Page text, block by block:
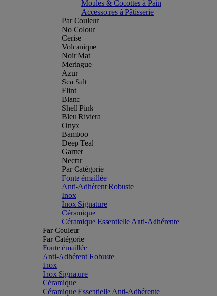
Moules & Cocottes à Pain
Accessoires à Pâtisserie
Par Couleur
No Colour
Cerise
Volcanique
Noir Mat
Meringue
Azur
Sea Salt
Flint
Blanc
Shell Pink
Bleu Riviera
Onyx
Bamboo
Deep Teal
Garnet
Nectar
Par Catégorie
Fonte émaillée
Anti-Adhérent Robuste
Inox
Inox Signature
Céramique
Céramique Essentielle Anti-Adhérente
Par Couleur
Par Catégorie
Fonte émaillée
Anti-Adhérent Robuste
Inox
Inox Signature
Céramique
Céramique Essentielle Anti-Adhérente